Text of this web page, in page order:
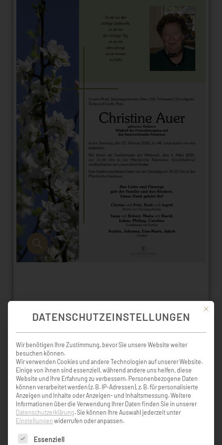
† 23. Februar 2020 (83 Jahre)
Faistenau
Seelenmesse/Verabschiedung
Mittwoch, 4. März 2020, 15:00 Uhr
Faistenau
Mit
DATENSCHUTZEINSTELLUNGEN
Wir benötigen Ihre Zustimmung, bevor Sie unsere Website weiter
besuchen können.
Wir verwenden Cookies und andere Technologien auf unserer Website.
Einige von ihnen sind essenziell, während andere uns helfen, diese
Website und Ihre Erfahrung zu verbessern. Personenbezogene Daten
können verarbeitet werden (z. B. IP-Adressen), z. B. für personalisierte
Anzeigen und Inhalte oder Anzeigen- und Inhaltsmessung.Weitere
Informationen über die Verwendung Ihrer Daten finden Sie in unserer
Datenschutzerklärung.Sie können Ihre Auswahl jederzeit unter
Einstellungen widerrufen oder anpassen.
Es folgt eine Liste der Service-Gruppen, für die eine
Essenziell